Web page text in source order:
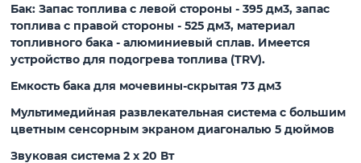
Бак: Запас топлива с левой стороны - 395 дм3, запас
топлива с правой стороны - 525 дм3, материал
топливного бака - алюминиевый сплав. Имеется
устройство для подогрева топлива (TRV).
Емкость бака для мочевины-скрытая 73 дм3
Мультимедийная развлекательная система с большим
цветным сенсорным экраном диагональю 5 дюймов
Звуковая система 2 x 20 Вт